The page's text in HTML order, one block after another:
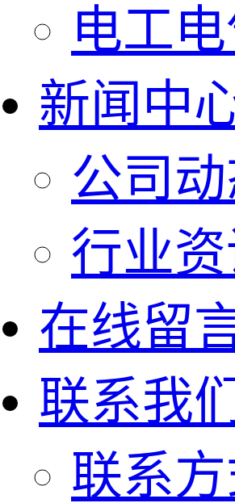
电工
新闻中
公司
行业
在线留
联系我们
联系